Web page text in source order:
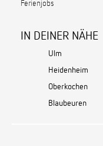
Ferienjobs
IN DEINER NÄHE
Ulm
Heidenheim
Oberkochen
Blaubeuren